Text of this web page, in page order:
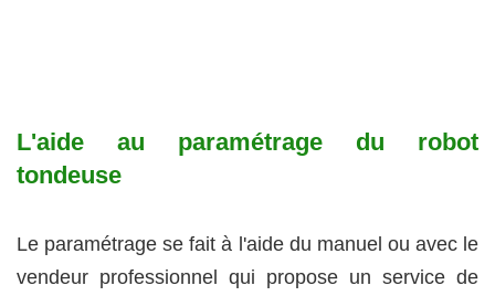
L'aide au paramétrage du robot
tondeuse
Le paramétrage se fait à l'aide du manuel ou avec le
vendeur professionnel qui propose un service de